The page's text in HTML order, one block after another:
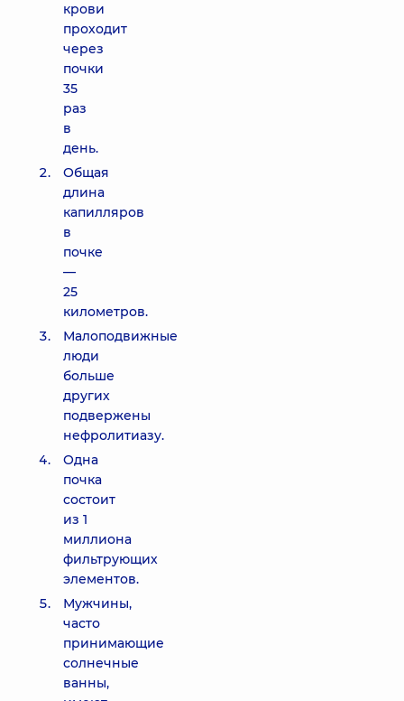
крови
проходит
через
почки
35
раз
в
день.
Общая
длина
капилляров
в
почке
—
25
километров.
Малоподвижные
люди
больше
других
подвержены
нефролитиазу.
Одна
почка
состоит
из 1
миллиона
фильтрующих
элементов.
Мужчины,
часто
принимающие
солнечные
ванны,